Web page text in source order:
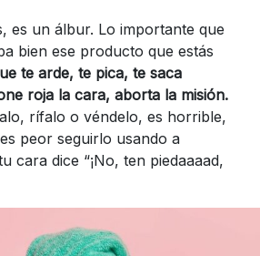
es un álbur. Lo importante que
bien ese producto que estás
te arde, te pica, te saca
roja la cara, aborta la misión.
rífalo o véndelo, es horrible,
peor seguirlo usando a
cara dice “¡No, ten piedaaaad,